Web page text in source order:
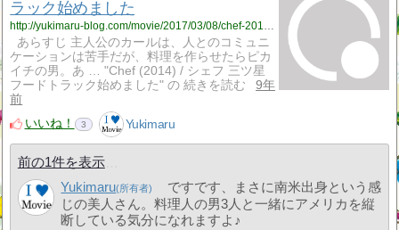
ラック始めました
http://yukimaru-blog.com/movie/2017/03/08/chef-2014-%e3%82%b7%e3%82%a7%e3%83%95-%e4%b8%89%e3%83%84%e6%98%9f%e3%83%95%e3%83%bc%e3%83%89%e3%83%88%e3%83%a9%e3%83%83%e3%82%af%e5%a7%8b%e3%82%81%e3%81%be%e3%81%97%e3%81%9f/
あらすじ 主人公のカールは、人とのコミュニ
ケーションは苦手だが、料理を作らせたらピカ
イチの男。あ … "Chef (2014) / シェフ 三ツ星
フードトラック始めました" の 続きを読む
9年
前
いいね！
3 Yukimaru
前の1件を表示
Yukimaru
ですです、まさに南米出身という感
じの美人さん。料理人の男3人と一緒にアメリカを縦
断している気分になれますよ♪